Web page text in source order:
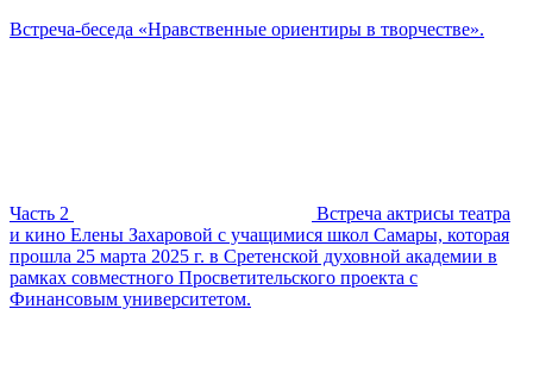
Встреча-беседа «Нравственные ориентиры в творчестве».
Часть 2
Встреча актрисы театра
и кино Елены Захаровой с учащимися школ Самары, которая
прошла 25 марта 2025 г. в Сретенской духовной академии в
рамках совместного Просветительского проекта с
Финансовым университетом.